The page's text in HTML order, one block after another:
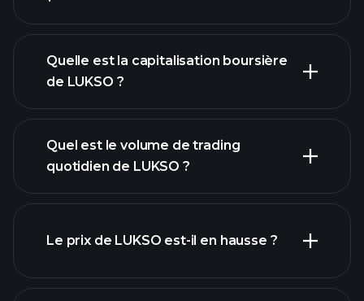
graphique avancé
Quelle est la capitalisation boursière
de LUKSO ?
liste de cryptomonnaies
Quel est le volume de trading
quotidien de LUKSO ?
Le prix de LUKSO est-il en hausse ?